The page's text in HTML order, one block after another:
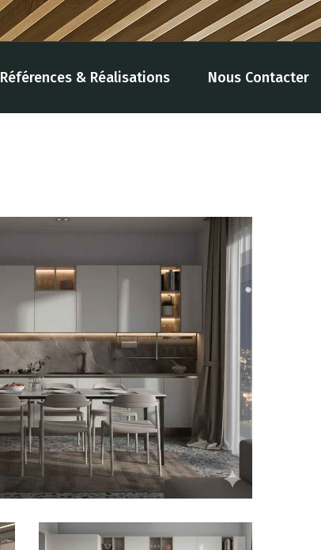
Références & Réalisations Nous Contacter